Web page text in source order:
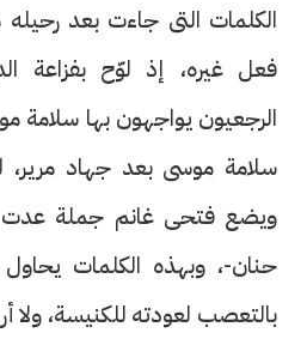
الكلمات التى جاءت بعد
فعل غيره، إذ لوّح بفزاعة
الرجعيون يواجهون بها سلامة
سلامة موسى بعد جهاد مرير،
ويضع فتحى غانم جملة عدت
حنان-، وبهذه الكلمات
بالتعصب لعودته للكنيسة، ولا